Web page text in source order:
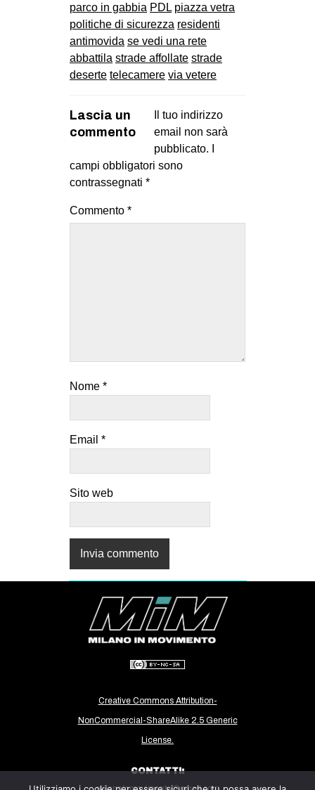
parco in gabbia PDL piazza vetra
politiche di sicurezza residenti
antimovida se vedi una rete
abbattila strade affollate strade
deserte telecamere via vetere
Lascia un
commento
Il tuo indirizzo
email non sarà
pubblicato.
campi obbligatori sono
contrassegnati *
Commento *
Nome *
Email *
Sito web
Creative Commons Attribution-
NonCommercial-ShareAlike 2.5 Generic
License.
CONTATTI: